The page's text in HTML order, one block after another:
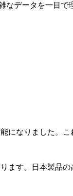
なデータを一目
になりました。
ます。日本製品